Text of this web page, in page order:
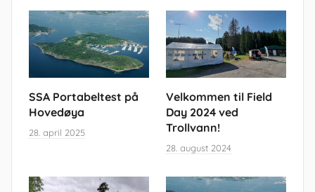
SSA Portabeltest på
Hovedøya
28. april 2025
Velkommen til Field
Day 2024 ved
Trollvann!
28. august 2024